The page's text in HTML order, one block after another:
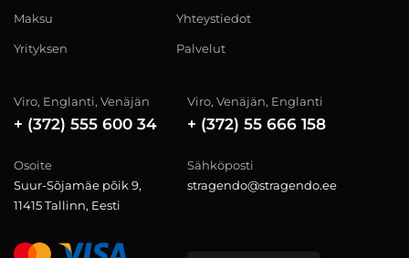
Maksu
Yrityksen
Yhteystiedot
Palvelut
Viro, Englanti, Venäjän
+ (372) 555 600 34
Viro, Venäjän, Englanti
+ (372) 55 666 158
Osoite
Suur-Sõjamäe põik 9,
11415 Tallinn, Eesti
Sähköposti
stragendo@stragendo.ee